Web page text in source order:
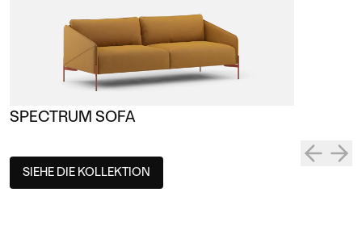
SPECTRUM SOFA
SIEHE DIE KOLLEKTION